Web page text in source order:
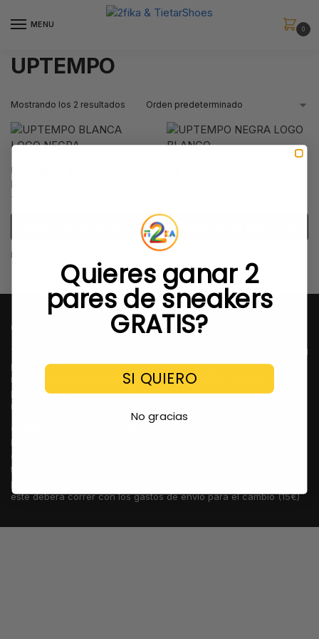
MENU
0
UPTEMPO
Mostrando los 2 resultados
UPTEMPO BLANCA LOGO
NEGRA
74.99
Seleccionar opciones Seleccionar opciones
Mostrando los 2 resultados
Condiciones y politicas
Todos los productos de esta página web son réplicas idénticas. El
pago es a contrareembolso, es decir, se paga en efectivo al
repartidor. El envío es GRATUITO, te enviamos el nº seguimiento
por WhatsApp cuando enviemos el producto, posteriormente
recibirás tu pedido en 24/48 horas.
CAMBIOS Y DEVOLUCIONES
No se realizan devoluciones. Se permiten cambios de talla. En
caso que el error sea nuestro y hayamos enviado un producto o
talla equivocada nosotros correremos con los gastos de envío
para el cambio. En el caso de que se envíe lo que el cliente pidio,
este deberá correr con los gastos de envío para el cambio (15€)
Quieres ganar 2
pares de sneakers
GRATIS?
SI QUIERO
No gracias